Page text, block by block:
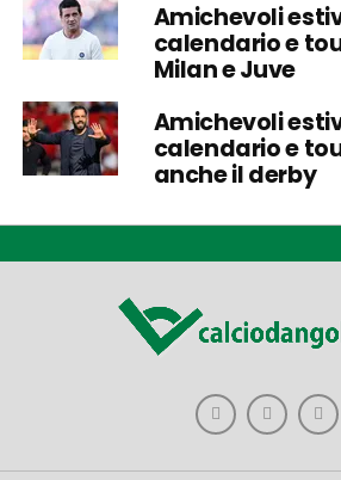
Amichevoli
calendario e
Milan e Juve
Amichevoli
calendario e
anche il derby